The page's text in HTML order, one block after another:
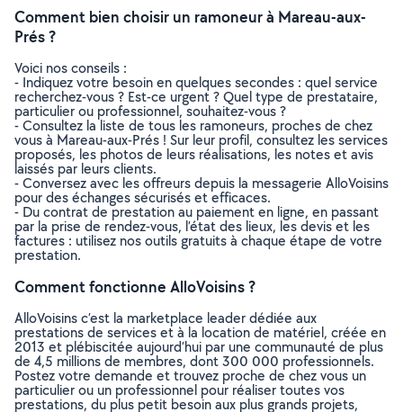
Comment bien choisir un ramoneur à Mareau-aux-
Prés ?
Voici nos conseils :
- Indiquez votre besoin en quelques secondes : quel service
recherchez-vous ? Est-ce urgent ? Quel type de prestataire,
particulier ou professionnel, souhaitez-vous ?
- Consultez la liste de tous les ramoneurs, proches de chez
vous à Mareau-aux-Prés ! Sur leur profil, consultez les services
proposés, les photos de leurs réalisations, les notes et avis
laissés par leurs clients.
- Conversez avec les offreurs depuis la messagerie AlloVoisins
pour des échanges sécurisés et efficaces.
- Du contrat de prestation au paiement en ligne, en passant
par la prise de rendez-vous, l’état des lieux, les devis et les
factures : utilisez nos outils gratuits à chaque étape de votre
prestation.
Comment fonctionne AlloVoisins ?
AlloVoisins c’est la marketplace leader dédiée aux
prestations de services et à la location de matériel, créée en
2013 et plébiscitée aujourd’hui par une communauté de plus
de 4,5 millions de membres, dont 300 000 professionnels.
Postez votre demande et trouvez proche de chez vous un
particulier ou un professionnel pour réaliser toutes vos
prestations, du plus petit besoin aux plus grands projets,